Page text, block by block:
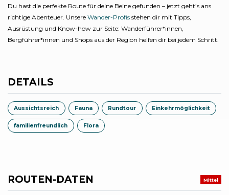
Du hast die perfekte Route für deine Beine gefunden – jetzt geht’s ans
richtige Abenteuer. Unsere Wander-Profis stehen dir mit Tipps,
Ausrüstung und Know-how zur Seite: Wanderführer*innen,
Bergführer*innen und Shops aus der Region helfen dir bei jedem Schritt.
DETAILS
Aussichtsreich Fauna Rundtour Einkehrmöglichkeit
familienfreundlich Flora
ROUTEN-DATEN Mittel